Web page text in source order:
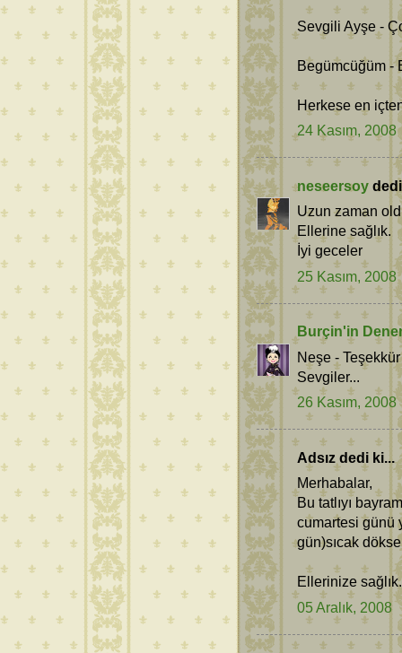
Sevgili Ayşe -
Begümcüğüm -
Herkese en
24 Kasım, 2008
neseersoy
Uzun zaman
Ellerine sağlık.
İyi geceler
25 Kasım, 2008
Burçin'in
Neşe -
Sevgiler...
26 Kasım, 2008
Adsız dedi ki...
Merhabalar,
Bu tatlıyı
cumartesi günü
gün)sıcak
Ellerinize
05 Aralık, 2008